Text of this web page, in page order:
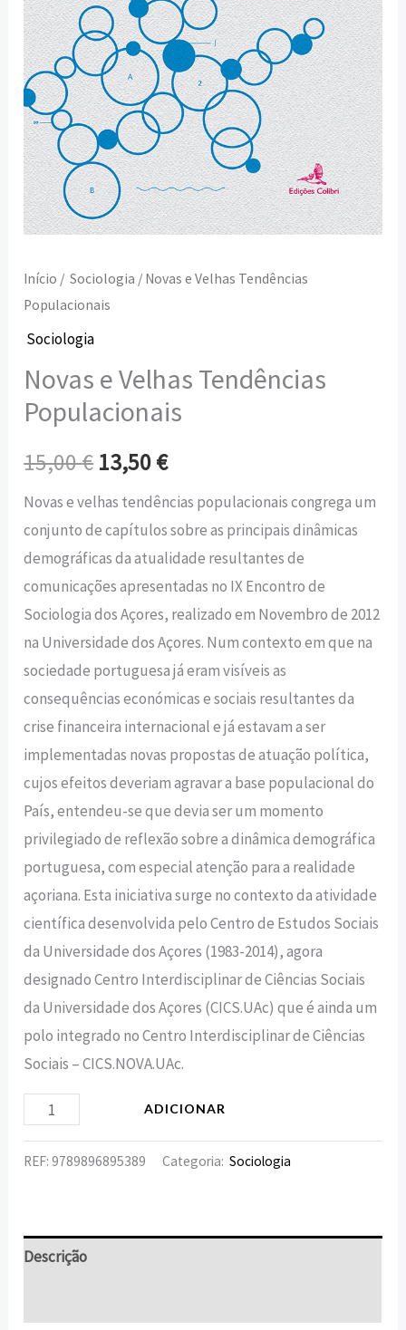
Início / Sociologia / Novas e Velhas Tendências
Populacionais
Sociologia
Novas e Velhas Tendências
Populacionais
15,00€ 13,50€
Novas e velhas tendências populacionais congrega um
conjunto de capítulos sobre as principais dinâmicas
demográficas da atualidade resultantes de
comunicações apresentadas no IX Encontro de
Sociologia dos Açores, realizado em Novembro de 2012
na Universidade dos Açores. Num contexto em que na
sociedade portuguesa já eram visíveis as
consequências económicas e sociais resultantes da
crise financeira internacional e já estavam a ser
implementadas novas propostas de atuação política,
cujos efeitos deveriam agravar a base populacional do
País, entendeu-se que devia ser um momento
privilegiado de reflexão sobre a dinâmica demográfica
portuguesa, com especial atenção para a realidade
açoriana. Esta iniciativa surge no contexto da atividade
científica desenvolvida pelo Centro de Estudos Sociais
da Universidade dos Açores (1983-2014), agora
designado Centro Interdisciplinar de Ciências Sociais
da Universidade dos Açores (CICS.UAc) que é ainda um
polo integrado no Centro Interdisciplinar de Ciências
Sociais – CICS.NOVA.UAc.
ADICIONAR
REF:9789896895389 Categoria: Sociologia
Descrição